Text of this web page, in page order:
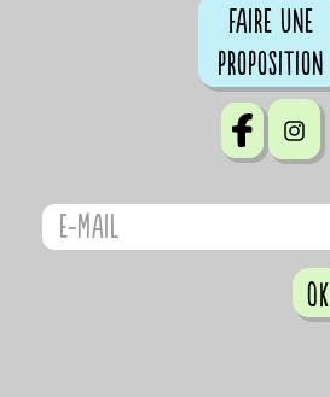
Faire une
proposition
OK